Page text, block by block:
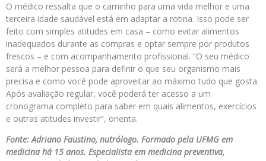
O médico ressalta que o caminho para uma vida melhor e uma
terceira idade saudável está em adaptar a rotina. Isso pode ser
feito com simples atitudes em casa – como evitar alimentos
inadequados durante as compras e optar sempre por produtos
frescos – e com acompanhamento profissional. “O seu médico
será a melhor pessoa para definir o que seu organismo mais
precisa e como você pode aproveitar ao máximo tudo que gosta.
Após avaliação regular, você poderá ter acesso a um
cronograma completo para saber em quais alimentos, exercícios
e outras atitudes investir”, orienta.
Fonte: Adriano Faustino, nutrólogo. Formado pela UFMG em
medicina há 15 anos. Especialista em medicina preventiva,